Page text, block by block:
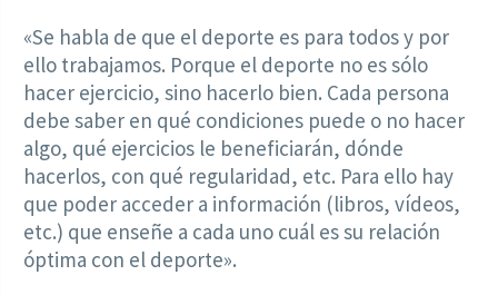
«Se habla de que el deporte es para todos y por
ello trabajamos. Porque el deporte no es sólo
hacer ejercicio, sino hacerlo bien. Cada persona
debe saber en qué condiciones puede o no hacer
algo, qué ejercicios le beneficiarán, dónde
hacerlos, con qué regularidad, etc. Para ello hay
que poder acceder a información (libros, vídeos,
etc.) que enseñe a cada uno cuál es su relación
óptima con el deporte».